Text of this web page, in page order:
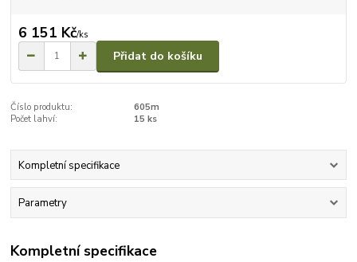
6 151 Kč/ks
Přidat do košíku
Číslo produktu:
605m
Počet lahví:
15 ks
Kompletní specifikace
Parametry
Kompletní specifikace